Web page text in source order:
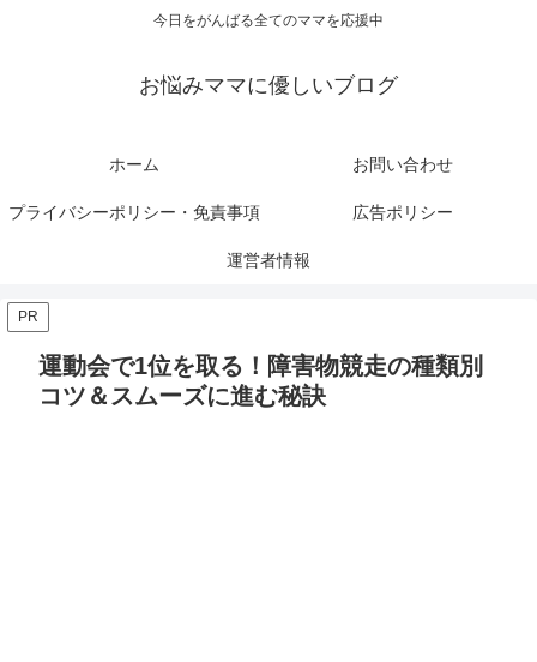
今日をがんばる全てのママを応援中
お悩みママに優しいブログ
ホーム お問い合わせ
プライバシーポリシー・免責事項 広告ポリシー
運営者情報
PR
運動会で1位を取る！障害物競走の種類別
コツ＆スムーズに進む秘訣